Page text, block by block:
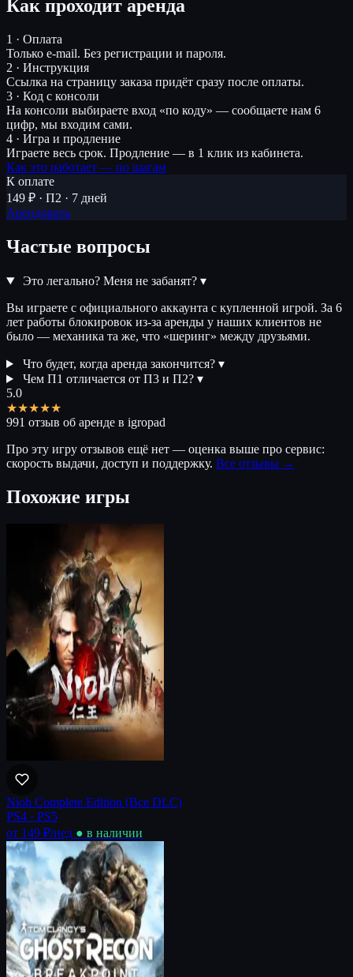
Как проходит аренда
1 · Оплата
Только e-mail. Без регистрации и пароля.
2 · Инструкция
Ссылка на страницу заказа придёт сразу после оплаты.
3 · Код с консоли
На консоли выбираете вход «по коду» — сообщаете нам 6
цифр, мы входим сами.
4 · Игра и продление
Играете весь срок. Продление — в 1 клик из кабинета.
Как это работает — по шагам
К оплате
149 ₽ · П2 · 7 дней
Арендовать
Частые вопросы
Это легально? Меня не забанят? ▾
Вы играете с официального аккаунта с купленной игрой. За 6
лет работы блокировок из-за аренды у наших клиентов не
было — механика та же, что «шеринг» между друзьями.
Что будет, когда аренда закончится? ▾
Чем П1 отличается от П3 и П2? ▾
5.0
★★★★★
991 отзыв об аренде в igropad
Про эту игру отзывов ещё нет — оценка выше про сервис:
скорость выдачи, доступ и поддержку. Все отзывы →
Похожие игры
Nioh Complete Edition (Все DLC)
PS4 · PS5
от 149 ₽/нед ● в наличии